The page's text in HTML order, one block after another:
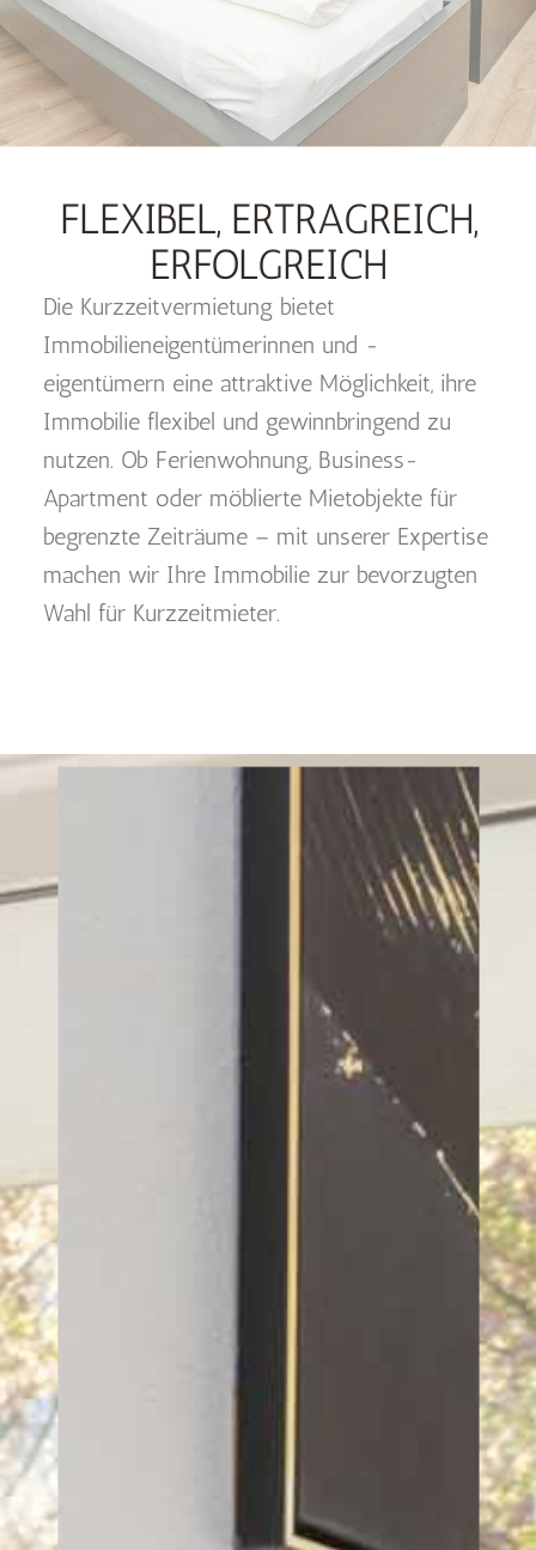
FLEXIBEL, ERTRAGREICH,
ERFOLGREICH
Die Kurzzeitvermietung bietet
Immobilieneigentümerinnen und -
eigentümern eine attraktive Möglichkeit, ihre
Immobilie flexibel und gewinnbringend zu
nutzen. Ob Ferienwohnung, Business-
Apartment oder möblierte Mietobjekte für
begrenzte Zeiträume – mit unserer Expertise
machen wir Ihre Immobilie zur bevorzugten
Wahl für Kurzzeitmieter.